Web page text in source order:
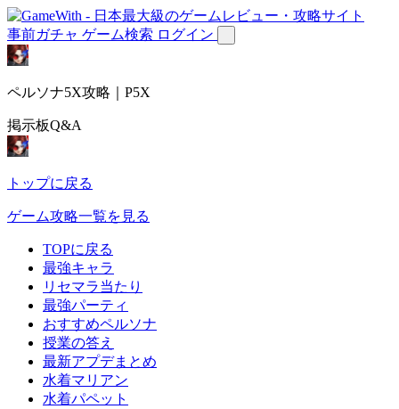
事前ガチャ ゲーム検索 ログイン
ペルソナ5X攻略｜P5X
掲示板Q&A
トップに戻る
ゲーム攻略一覧を見る
TOPに戻る
最強キャラ
リセマラ当たり
最強パーティ
おすすめペルソナ
授業の答え
最新アプデまとめ
水着マリアン
水着パペット